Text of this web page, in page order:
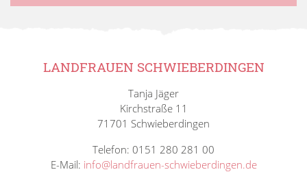
LANDFRAUEN SCHWIEBERDINGEN
Tanja Jäger
Kirchstraße 11
71701 Schwieberdingen
Telefon: 0151 280 281 00
E-Mail: info@landfrauen-schwieberdingen.de